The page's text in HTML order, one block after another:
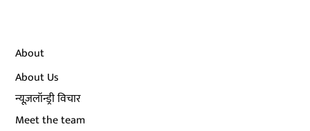
About
About Us
न्यूज़लॉन्ड्री विचार
Meet the team